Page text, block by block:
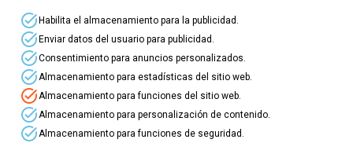
task_alt Habilita el almacenamiento para la publicidad.
task_alt Enviar datos del usuario para publicidad.
task_altConsentimiento para anuncios personalizados.
task_altAlmacenamiento para estadísticas del sitio web.
task_altAlmacenamiento para funciones del sitio web.
task_altAlmacenamiento para personalización de contenido.
task_altAlmacenamiento para funciones de seguridad.